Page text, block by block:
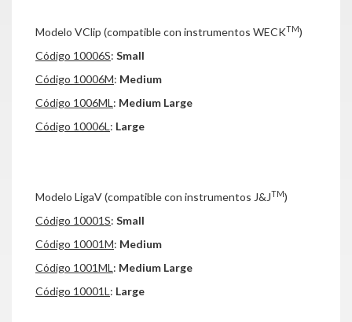
Modelo VClip (compatible con instrumentos WECKTM)
Código 10006S: Small
Código 10006M: Medium
Código 1006ML : Medium Large
Código 10006L : Large
Modelo LigaV (compatible con instrumentos J&JTM)
Código 10001S: Small
Código 10001M: Medium
Código 1001ML : Medium Large
Código 10001L : Large